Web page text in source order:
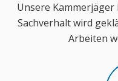
Unsere
Sachverhalt wird
Arbeiten